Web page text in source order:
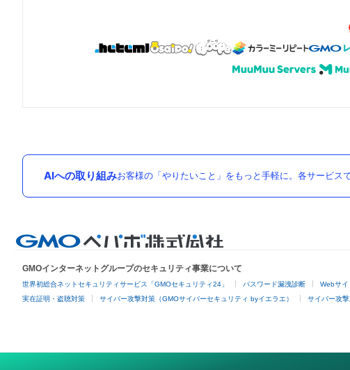
AIへの取り組みお客様の「やりたいこと」をもっと手軽に。各サービス
GMOインターネットグループのセキュリティ事業について
世界初総合ネットセキュリティサービス「GMOセキュリティ24」 パスワード漏洩診断 Webサイ
実在証明・盗聴対策 サイバー攻撃対策（GMOサイバーセキュリティ byイエラエ） サイバー攻